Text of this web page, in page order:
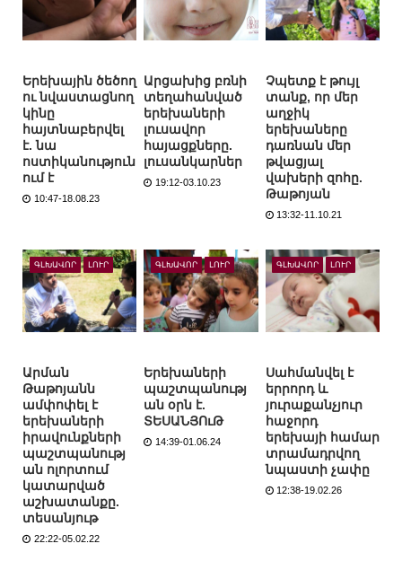
Երեխային ծեծող
ու նվաստացնող
կինը
հայտնաբերվել
է. նա
ոստիկանություն
ում է
10:47-18.08.23
Արցախից բռնի
տեղահանված
երեխաների
լուսավոր
հայացքները.
լուսանկարներ
19:12-03.10.23
Չպետք է թույլ
տանք, որ մեր
աղջիկ
երեխաները
դառնան մեր
թվացյալ
վախերի զոհը.
Թաթոյան
13:32-11.10.21
ԳԼԽԱՎՈՐ ԼՈՒՐ
Արման
Թաթոյանն
ամփոփել է
երեխաների
իրավունքների
պաշտպանությ
ան ոլորտում
կատարված
աշխատանքը.
տեսանյութ
22:22-05.02.22
ԳԼԽԱՎՈՐ ԼՈՒՐ
Երեխաների
պաշտպանությ
ան օրն է.
ՏԵՍԱՆՅՈւԹ
14:39-01.06.24
ԳԼԽԱՎՈՐ ԼՈՒՐ
Սահմանվել է
երրորդ և
յուրաքանչյուր
հաջորդ
երեխայի համար
տրամադրվող
նպաստի չափը
12:38-19.02.26